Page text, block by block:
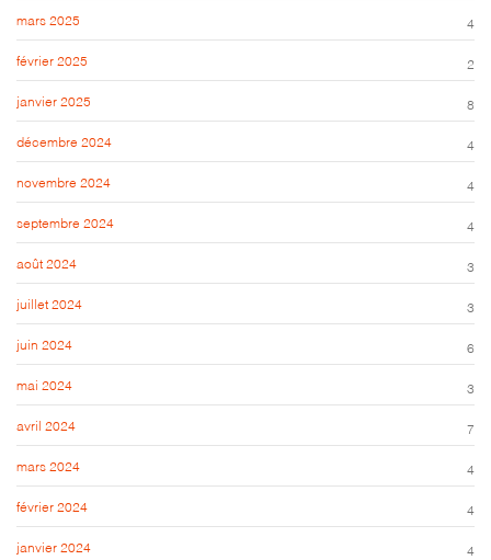
mars 2025 4
février 2025 2
janvier 2025 8
décembre 2024 4
novembre 2024 4
septembre 2024 4
août 2024 3
juillet 2024 3
juin 2024 6
mai 2024 3
avril 2024 7
mars 2024 4
février 2024 4
janvier 2024 4